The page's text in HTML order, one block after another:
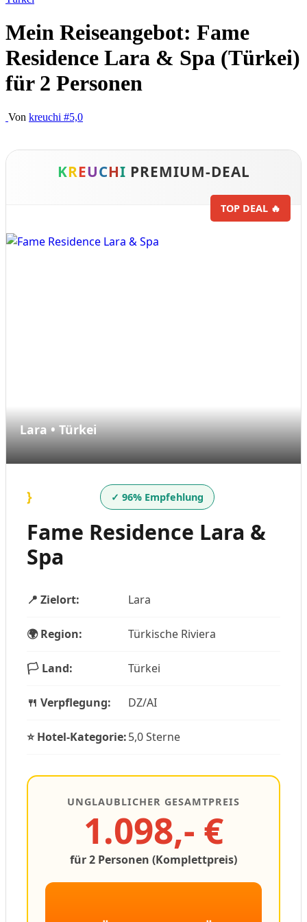
Mein Reiseangebot: Fame
Residence Lara & Spa (Türkei)
für 2 Personen
Von kreuchi #5,0
TOP DEAL 🔥
KREUCHI PREMIUM-DEAL
Lara • Türkei
} ✓ 96% Empfehlung
Fame Residence Lara &
Spa
📍 Zielort: Lara
🌍 Region: Türkische Riviera
🏳️ Land: Türkei
🍴 Verpflegung: DZ/AI
⭐ Hotel-Kategorie:5,0 Sterne
UNGLAUBLICHER GESAMTPREIS
1.098,- €
für 2 Personen (Komplettpreis)